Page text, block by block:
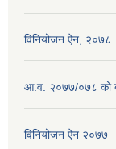
विनियोजन ऐन, २०७८
आ.व. २०७७/०७८ को
विनियोजन ऐन २०७७